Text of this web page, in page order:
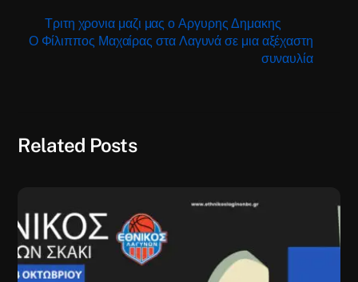
Τριτη χρονια μαζι μας ο Αργυρης Δημακης
Ο Φίλιππος Μαχαίρας στα Λαγυνά σε μια αξέχαστη
συναυλία
Related Posts